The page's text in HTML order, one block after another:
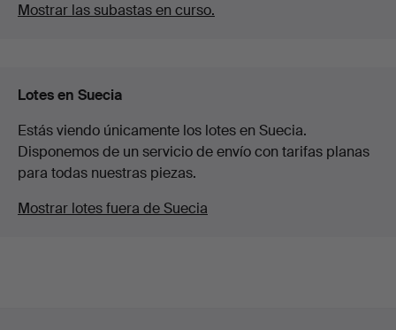
Mostrar las subastas en curso.
Lotes en Suecia
Estás viendo únicamente los lotes en Suecia.
Disponemos de un servicio de envío con tarifas planas
para todas nuestras piezas.
Mostrar lotes fuera de Suecia